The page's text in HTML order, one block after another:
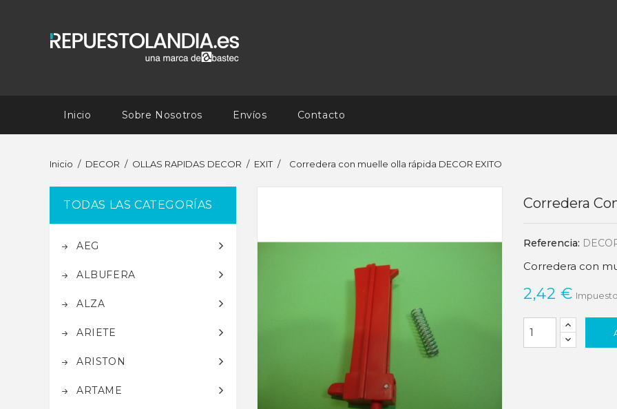
Inicio Sobre Nosotros Envíos Contacto
Inicio DECOR OLLAS RAPIDAS DECOR EXIT Corredera con muelle olla rápida DECOR EXITO
TODAS LAS CATEGORÍAS
AEG
ALBUFERA
ALZA
ARIETE
ARISTON
ARTAME
Corredera
Referencia:
Corredera con
2,42 €